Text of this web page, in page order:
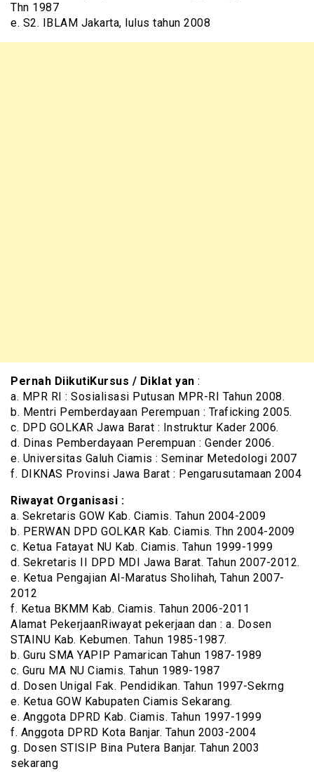
Thn 1987
e. S2. IBLAM Jakarta, lulus tahun 2008
Pernah DiikutiKursus / Diklat yan :
a. MPR RI : Sosialisasi Putusan MPR-RI Tahun 2008.
b. Mentri Pemberdayaan Perempuan : Traficking 2005.
c. DPD GOLKAR Jawa Barat : Instruktur Kader 2006.
d. Dinas Pemberdayaan Perempuan : Gender 2006.
e. Universitas Galuh Ciamis : Seminar Metedologi 2007
f. DIKNAS Provinsi Jawa Barat : Pengarusutamaan 2004
Riwayat Organisasi :
a. Sekretaris GOW Kab. Ciamis. Tahun 2004-2009
b. PERWAN DPD GOLKAR Kab. Ciamis. Thn 2004-2009
c. Ketua Fatayat NU Kab. Ciamis. Tahun 1999-1999
d. Sekretaris II DPD MDI Jawa Barat. Tahun 2007-2012.
e. Ketua Pengajian Al-Maratus Sholihah, Tahun 2007-
2012
f. Ketua BKMM Kab. Ciamis. Tahun 2006-2011
Alamat PekerjaanRiwayat pekerjaan dan : a. Dosen
STAINU Kab. Kebumen. Tahun 1985-1987.
b. Guru SMA YAPIP Pamarican Tahun 1987-1989
c. Guru MA NU Ciamis. Tahun 1989-1987
d. Dosen Unigal Fak. Pendidikan. Tahun 1997-Sekrng
e. Ketua GOW Kabupaten Ciamis Sekarang.
e. Anggota DPRD Kab. Ciamis. Tahun 1997-1999
f. Anggota DPRD Kota Banjar. Tahun 2003-2004
g. Dosen STISIP Bina Putera Banjar. Tahun 2003
sekarang